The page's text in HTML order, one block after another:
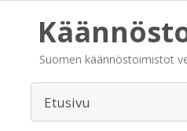
Suomen käännöstoimistot